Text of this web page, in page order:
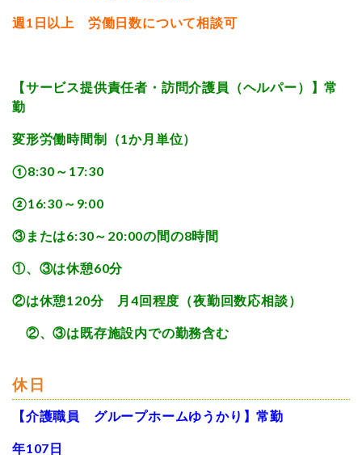
週1日以上 労働日数について相談可
【サービス提供責任者・訪問介護員（ヘルパー）】常
勤
変形労働時間制（1か月単位）
①8:30～17:30
②16:30～9:00
③または6:30～20:00の間の8時間
①、③は休憩60分
②は休憩120分 月4回程度（夜勤回数応相談）
②、③は既存施設内での勤務含む
休日
【介護職員 グループホームゆうかり】常勤
年107日